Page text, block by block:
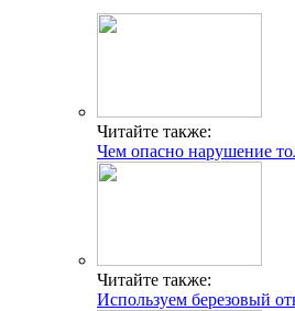
Читайте также:
Чем опасно нарушение
Читайте также:
Используем березовый